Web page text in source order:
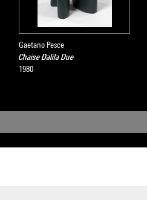
Gaetano Pesce
Chaise Dalila Due
1980